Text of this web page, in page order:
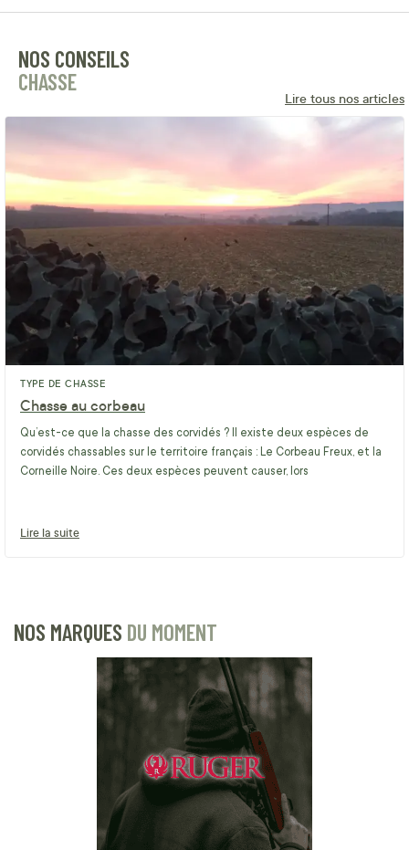
NOS CONSEILS
CHASSE
Lire tous nos articles
TYPE DE CHASSE
Chasse au corbeau
Qu’est-ce que la chasse des corvidés ? Il existe deux espèces de
corvidés chassables sur le territoire français : Le Corbeau Freux, et la
Corneille Noire. Ces deux espèces peuvent causer, lors
Lire la suite
NOS MARQUES DU MOMENT